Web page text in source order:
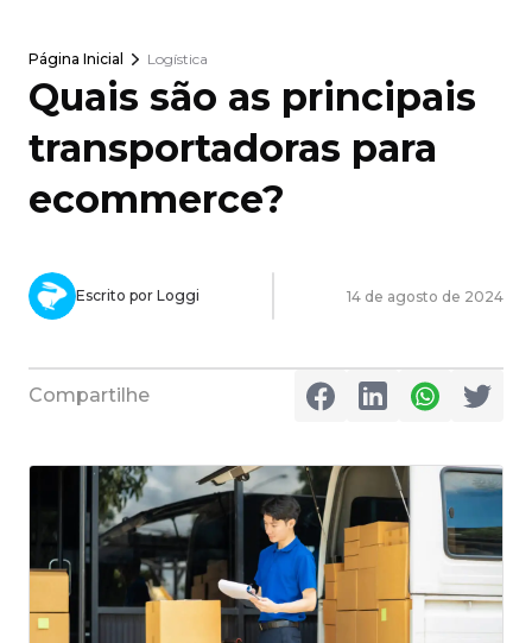
Página Inicial Logística
Quais são as principais
transportadoras para
ecommerce?
Escrito por Loggi 14 de agosto de 2024
Compartilhe